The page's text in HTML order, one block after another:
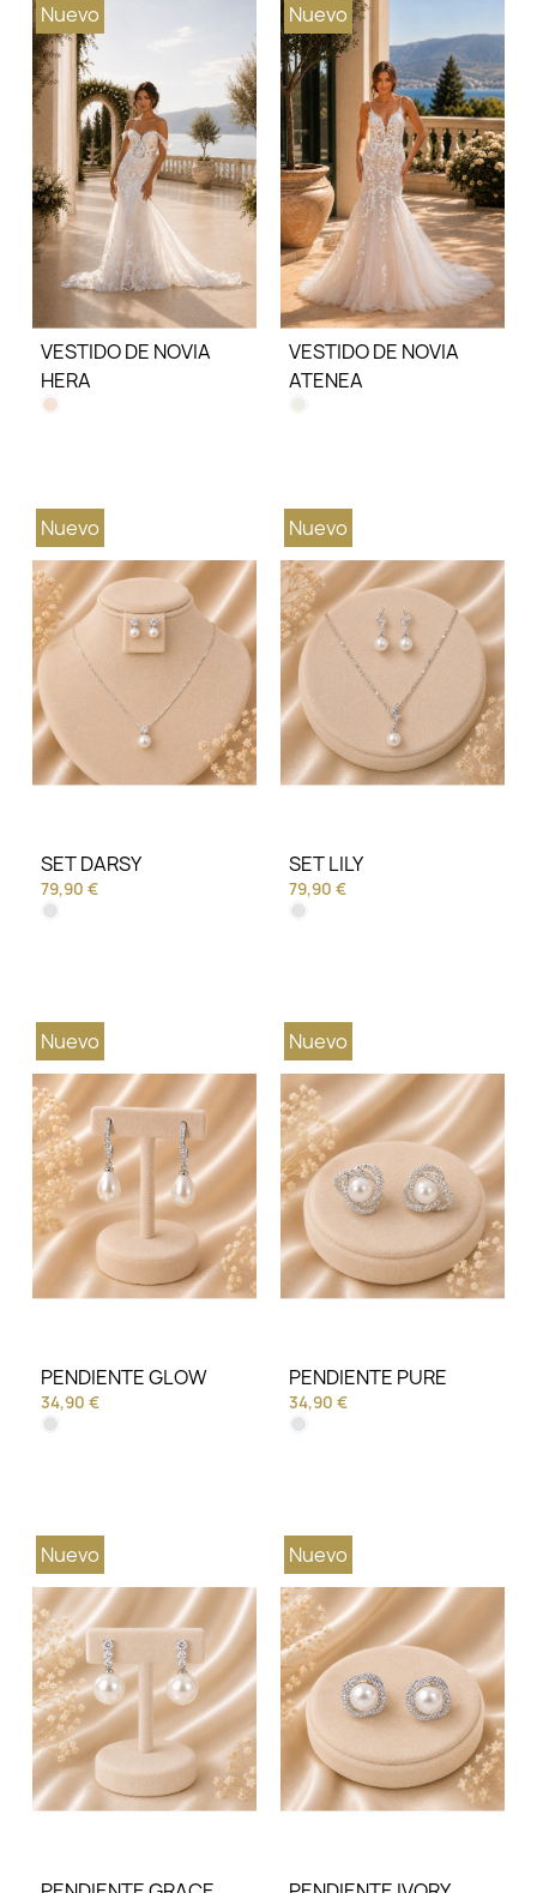
Nuevo
VESTIDO DE NOVIA
HERA
Nuevo
VESTIDO DE NOVIA
ATENEA
Nuevo
SET DARSY
79,90 €
Nuevo
SET LILY
79,90 €
Nuevo
PENDIENTE GLOW
34,90 €
Nuevo
PENDIENTE PURE
34,90 €
Nuevo Nuevo